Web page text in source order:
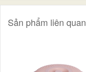
Sản phẩm liên quan